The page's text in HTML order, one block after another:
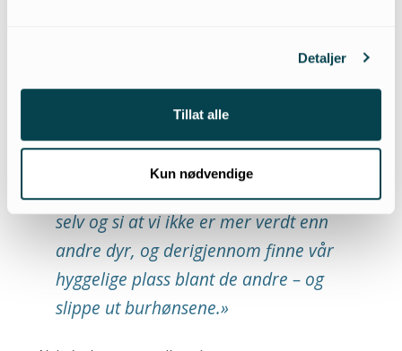
Detaljer
Tillat alle
Kun nødvendige
– Der mener vi forsåvidt at avlivningen ikke er ille
såklart ikke smertefritt å avlive et dyr på mange
tonn.
«Vi må ikke prøve å nedvurdere oss
selv og si at vi ikke er mer verdt enn
andre dyr, og derigjennom finne vår
hyggelige plass blant de andre – og
slippe ut burhønsene.»